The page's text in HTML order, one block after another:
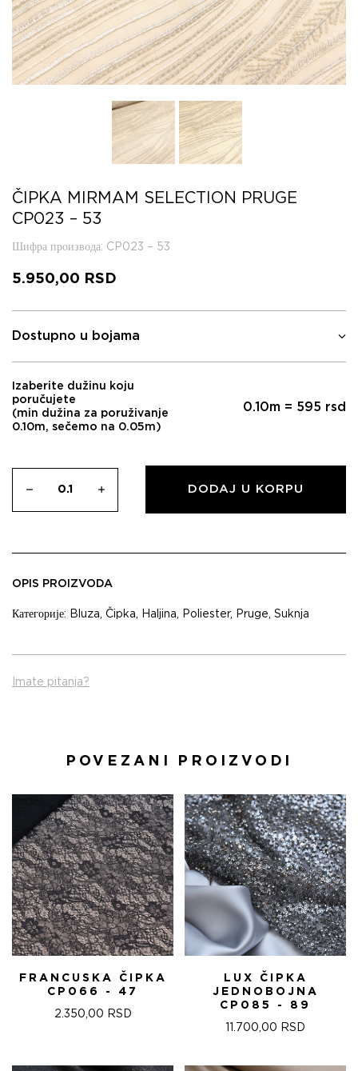
ČIPKA MIRMAM SELECTION PRUGE
CP023 – 53
Шифра производа: CP023 – 53
5.950,00 RSD
Dostupno u bojama
Izaberite dužinu koju
poručujete
(min dužina za poruživanje
0.10m, sečemo na 0.05m)
0.10m = 595 rsd
DODAJ U KORPU
OPIS PROIZVODA
Категорије: Bluza, Čipka, Haljina, Poliester, Pruge, Suknja
Imate pitanja?
POVEZANI PROIZVODI
FRANCUSKA ČIPKA
CP066 - 47
2.350,00 RSD
LUX ČIPKA
JEDNOBOJNA
CP085 - 89
11.700,00 RSD